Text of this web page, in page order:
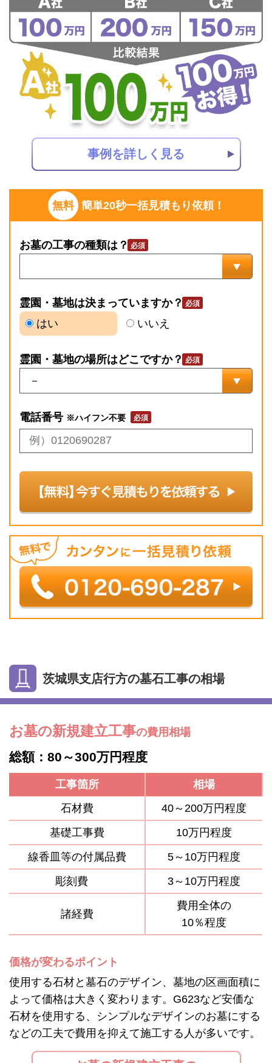
無料 簡単20秒一括見積もり依頼！
お墓の工事の種類は？
霊園・墓地は決まっていますか？
はい
いいえ
霊園・墓地の場所はどこですか？
電話番号 ※ハイフン不要
事例を詳しく見る
茨城県支店行方の墓石工事の相場
お墓の新規建立工事の費用相場
総額：80～300万円程度
工事箇所
相場
石材費
40～200万円程度
基礎工事費
10万円程度
線香皿等の付属品費
5～10万円程度
彫刻費
3～10万円程度
諸経費
費用全体の
10％程度
価格が変わるポイント
使用する石材と墓石のデザイン、墓地の区画面積に
よって価格は大きく変わります。G623など安価な
石材を使用する、シンプルなデザインのお墓にする
などの工夫で費用を抑えて施工する人が多いです。